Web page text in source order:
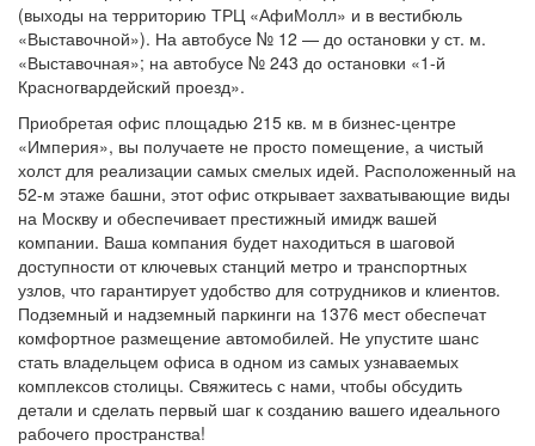
(выходы на территорию ТРЦ «АфиМолл» и в вестибюль
«Выставочной»). На автобусе № 12 — до остановки у ст. м.
«Выставочная»; на автобусе № 243 до остановки «1-й
Красногвардейский проезд».
Приобретая офис площадью 215 кв. м в бизнес-центре
«Империя», вы получаете не просто помещение, а чистый
холст для реализации самых смелых идей. Расположенный на
52-м этаже башни, этот офис открывает захватывающие виды
на Москву и обеспечивает престижный имидж вашей
компании. Ваша компания будет находиться в шаговой
доступности от ключевых станций метро и транспортных
узлов, что гарантирует удобство для сотрудников и клиентов.
Подземный и надземный паркинги на 1376 мест обеспечат
комфортное размещение автомобилей. Не упустите шанс
стать владельцем офиса в одном из самых узнаваемых
комплексов столицы. Свяжитесь с нами, чтобы обсудить
детали и сделать первый шаг к созданию вашего идеального
рабочего пространства!